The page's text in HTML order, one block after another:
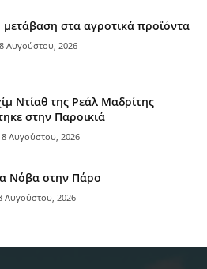
στα αγροτικά προϊόντα
8 Αυγούστου, 2026
Ντίαθ της Ρεάλ Μαδρίτης
στην Παροικιά
8 Αυγούστου, 2026
Νόβα στην Πάρο
Αυγούστου, 2026